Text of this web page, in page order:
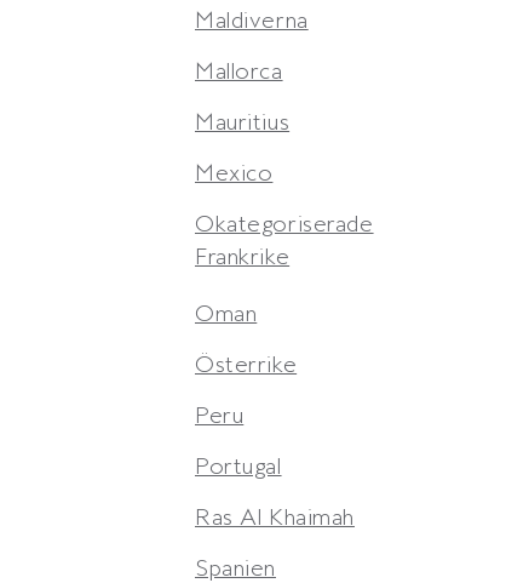
Maldiverna
Mallorca
Mauritius
Mexico
Okategoriserade
Frankrike
Oman
Österrike
Peru
Portugal
Ras Al Khaimah
Spanien